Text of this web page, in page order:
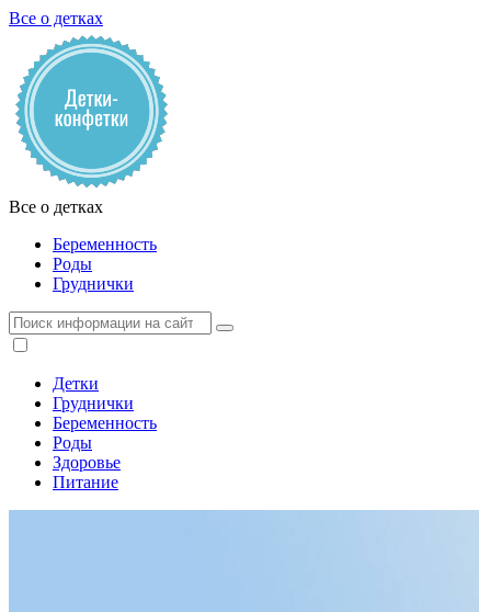
Все о детках
Все о детках
Беременность
Роды
Груднички
Детки
Груднички
Беременность
Роды
Здоровье
Питание